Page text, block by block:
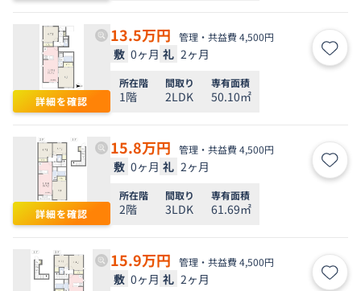
詳細を確認
13.5万円 管理・共益費 4,500円
敷 0ヶ月 礼 2ヶ月 お気
所在階
1階
間取り
2LDK
専有面積
50.10㎡
詳細を確認
15.8万円 管理・共益費 4,500円
敷 0ヶ月 礼 2ヶ月 お気
所在階
2階
間取り
3LDK
専有面積
61.69㎡
15.9万円 管理・共益費 4,500円
敷 0ヶ月 礼 2ヶ月 お気